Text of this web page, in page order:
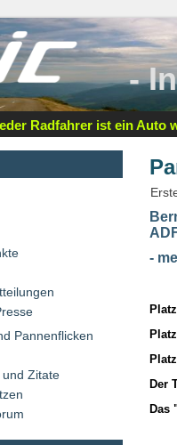
-
Radfahrer ist ein Auto
Pannenflicken
Zitate
-
Der
Das